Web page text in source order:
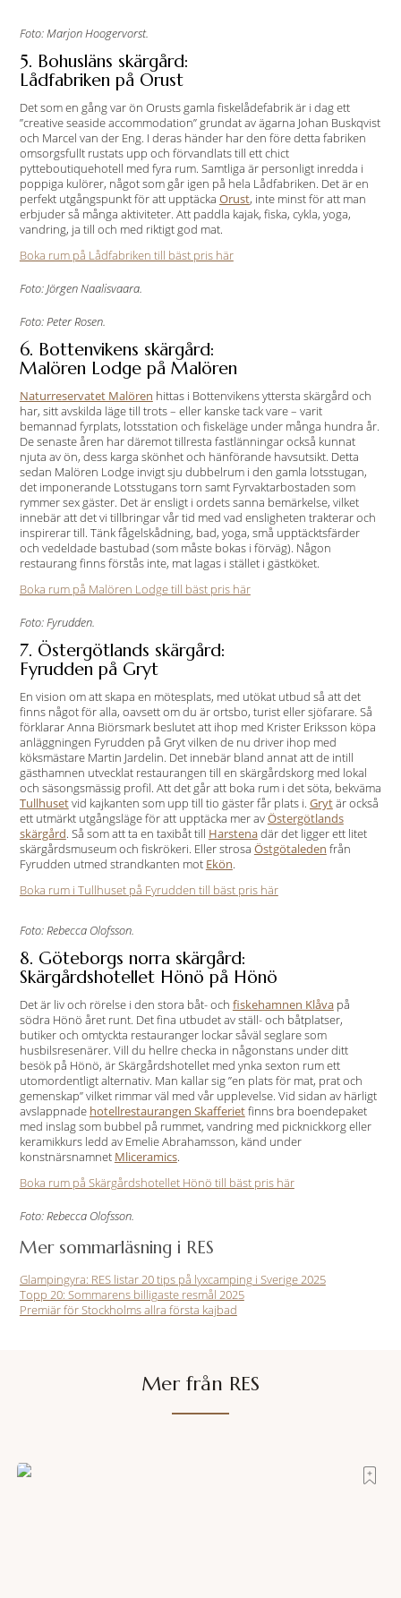
Foto: Marjon Hoogervorst.
5. Bohusläns skärgård:
Lådfabriken på Orust
Det som en gång var ön Orusts gamla fiskelådefabrik är i dag ett
”creative seaside accommodation” grundat av ägarna Johan Buskqvist
och Marcel van der Eng. I deras händer har den före detta fabriken
omsorgsfullt rustats upp och förvandlats till ett chict
pytteboutiquehotell med fyra rum. Samtliga är personligt inredda i
poppiga kulörer, något som går igen på hela Lådfabriken. Det är en
perfekt utgångspunkt för att upptäcka Orust, inte minst för att man
erbjuder så många aktiviteter. Att paddla kajak, fiska, cykla, yoga,
vandring, ja till och med riktigt god mat.
Boka rum på Lådfabriken till bäst pris här
Foto: Jörgen Naalisvaara.
Foto: Peter Rosen.
6. Bottenvikens skärgård:
Malören Lodge på Malören
Naturreservatet Malören hittas i Bottenvikens yttersta skärgård och
har, sitt avskilda läge till trots – eller kanske tack vare – varit
bemannad fyrplats, lotsstation och fiskeläge under många hundra år.
De senaste åren har däremot tillresta fastlänningar också kunnat
njuta av ön, dess karga skönhet och hänförande havsutsikt. Detta
sedan Malören Lodge invigt sju dubbelrum i den gamla lotsstugan,
det imponerande Lotsstugans torn samt Fyrvaktarbostaden som
rymmer sex gäster. Det är ensligt i ordets sanna bemärkelse, vilket
innebär att det vi tillbringar vår tid med vad ensligheten trakterar och
inspirerar till. Tänk fågelskådning, bad, yoga, små upptäcktsfärder
och vedeldade bastubad (som måste bokas i förväg). Någon
restaurang finns förstås inte, mat lagas i stället i gästköket.
Boka rum på Malören Lodge till bäst pris här
Foto: Fyrudden.
7. Östergötlands skärgård:
Fyrudden på Gryt
En vision om att skapa en mötesplats, med utökat utbud så att det
finns något för alla, oavsett om du är ortsbo, turist eller sjöfarare. Så
förklarar Anna Biörsmark beslutet att ihop med Krister Eriksson köpa
anläggningen Fyrudden på Gryt vilken de nu driver ihop med
köksmästare Martin Jardelin. Det innebär bland annat att de intill
gästhamnen utvecklat restaurangen till en skärgårdskorg med lokal
och säsongsmässig profil. Att det går att boka rum i det söta, bekväma
Tullhusetvid kajkanten som upp till tio gäster får plats i. Grytär också
ett utmärkt utgångsläge för att upptäcka mer avÖstergötlands
skärgård. Så som att ta en taxibåt till Harstenadär det ligger ett litet
skärgårdsmuseum och fiskrökeri. Eller strosa Östgötaleden från
Fyrudden utmed strandkanten mot Ekön.
Boka rum i Tullhuset på Fyrudden till bäst pris här
Foto: Rebecca Olofsson.
8. Göteborgs norra skärgård:
Skärgårdshotellet Hönö på Hönö
Det är liv och rörelse i den stora båt- och fiskehamnen Klåvapå
södra Hönö året runt. Det fina utbudet av ställ- och båtplatser,
butiker och omtyckta restauranger lockar såväl seglare som
husbilsresenärer. Vill du hellre checka in någonstans under ditt
besök på Hönö, är Skärgårdshotellet med ynka sexton rum ett
utomordentligt alternativ. Man kallar sig ”en plats för mat, prat och
gemenskap” vilket rimmar väl med vår upplevelse. Vid sidan av härligt
avslappnade hotellrestaurangen Skafferietfinns bra boendepaket
med inslag som bubbel på rummet, vandring med picknickkorg eller
keramikkurs ledd av Emelie Abrahamsson, känd under
konstnärsnamnet Mliceramics.
Boka rum på Skärgårdshotellet Hönö till bäst pris här
Foto: Rebecca Olofsson.
Mer sommarläsning i RES
Glampingyra: RES listar 20 tips på lyxcamping i Sverige 2025
Topp 20: Sommarens billigaste resmål 2025
Premiär för Stockholms allra första kajbad
Mer från RES